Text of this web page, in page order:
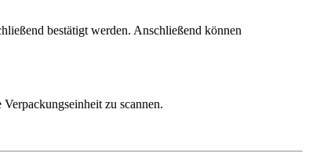
bestätigt werden. Anschließend können
zu scannen.